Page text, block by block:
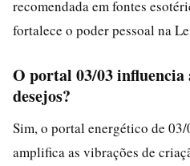
recomendada em fontes
fortalece o poder pessoal na
O portal 03/03 influencia
desejos?
Sim, o portal energético de
amplifica as vibrações de